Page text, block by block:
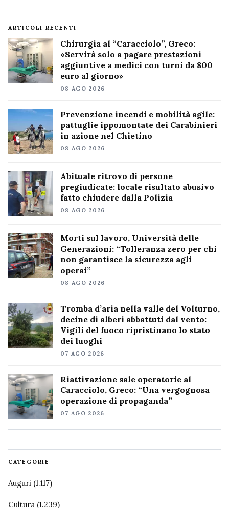
ARTICOLI RECENTI
Chirurgia al “Caracciolo”, Greco:
«Servirà solo a pagare prestazioni
aggiuntive a medici con turni da 800
euro al giorno»
08 AGO 2026
Prevenzione incendi e mobilità agile:
pattuglie ippomontate dei Carabinieri
in azione nel Chietino
08 AGO 2026
Abituale ritrovo di persone
pregiudicate: locale risultato abusivo
fatto chiudere dalla Polizia
08 AGO 2026
Morti sul lavoro, Università delle
Generazioni: “Tolleranza zero per chi
non garantisce la sicurezza agli
operai”
08 AGO 2026
Tromba d’aria nella valle del Volturno,
decine di alberi abbattuti dal vento:
Vigili del fuoco ripristinano lo stato
dei luoghi
07 AGO 2026
Riattivazione sale operatorie al
Caracciolo, Greco: “Una vergognosa
operazione di propaganda”
07 AGO 2026
CATEGORIE
Auguri (1.117)
Cultura (1.239)